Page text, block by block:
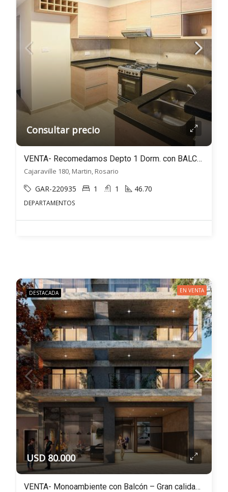
Consultar precio
VENTA- Recomedamos Depto 1 Dorm. con BALCONES – Cajaraville 180, Martin, Rosario
Cajaraville 180, Martin, Rosario
GAR-220935 1 1 46.70
DEPARTAMENTOS
DESTACADA EN VENTA
USD 80.000
VENTA- Monoambiente con Balcón – Gran calidad constructiva! – Maipu 1433, Rosario